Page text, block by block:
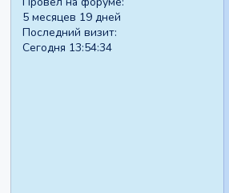
5 месяцев 19 дней
Последний визит:
Сегодня 13:54:34